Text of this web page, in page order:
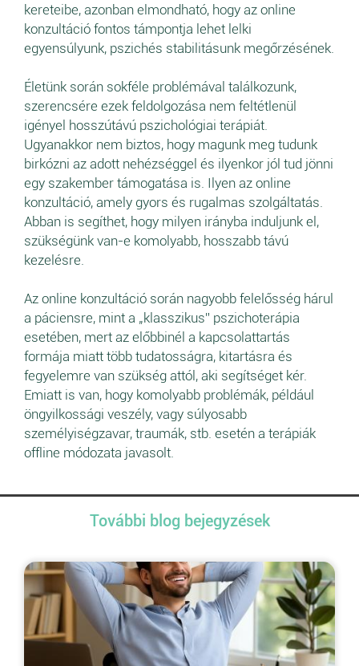
kereteibe, azonban elmondható, hogy az online
konzultáció fontos támpontja lehet lelki
egyensúlyunk, pszichés stabilitásunk megőrzésének.
Életünk során sokféle problémával találkozunk,
szerencsére ezek feldolgozása nem feltétlenül
igényel hosszútávú pszichológiai terápiát.
Ugyanakkor nem biztos, hogy magunk meg tudunk
birkózni az adott nehézséggel és ilyenkor jól tud jönni
egy szakember támogatása is. Ilyen az online
konzultáció, amely gyors és rugalmas szolgáltatás.
Abban is segíthet, hogy milyen irányba induljunk el,
szükségünk van-e komolyabb, hosszabb távú
kezelésre.
Az online konzultáció során nagyobb felelősség hárul
a páciensre, mint a „klasszikus” pszichoterápia
esetében, mert az előbbinél a kapcsolattartás
formája miatt több tudatosságra, kitartásra és
fegyelemre van szükség attól, aki segítséget kér.
Emiatt is van, hogy komolyabb problémák, például
öngyilkossági veszély, vagy súlyosabb
személyiségzavar, traumák, stb. esetén a terápiák
offline módozata javasolt.
További blog bejegyzések